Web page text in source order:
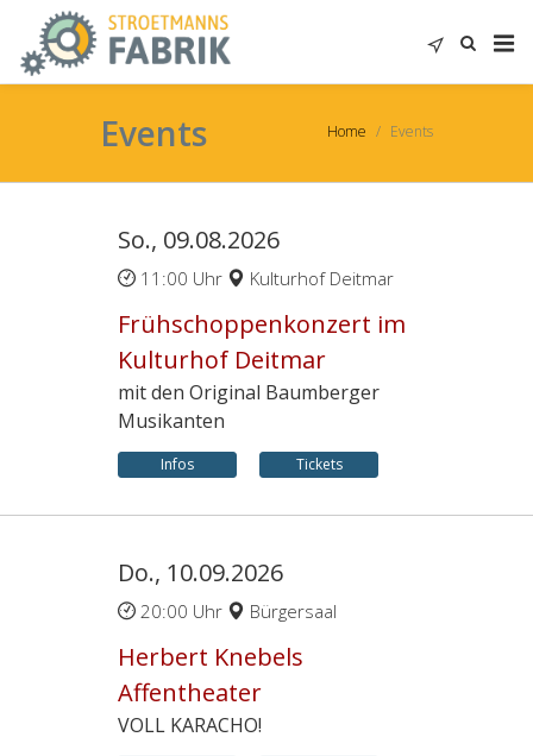
Events Home Events
So., 09.08.2026
11:00 Uhr Kulturhof Deitmar
Frühschoppenkonzert im
Kulturhof Deitmar
mit den Original Baumberger
Musikanten
Infos Tickets
Do., 10.09.2026
20:00 Uhr Bürgersaal
Herbert Knebels
Affentheater
VOLL KARACHO!